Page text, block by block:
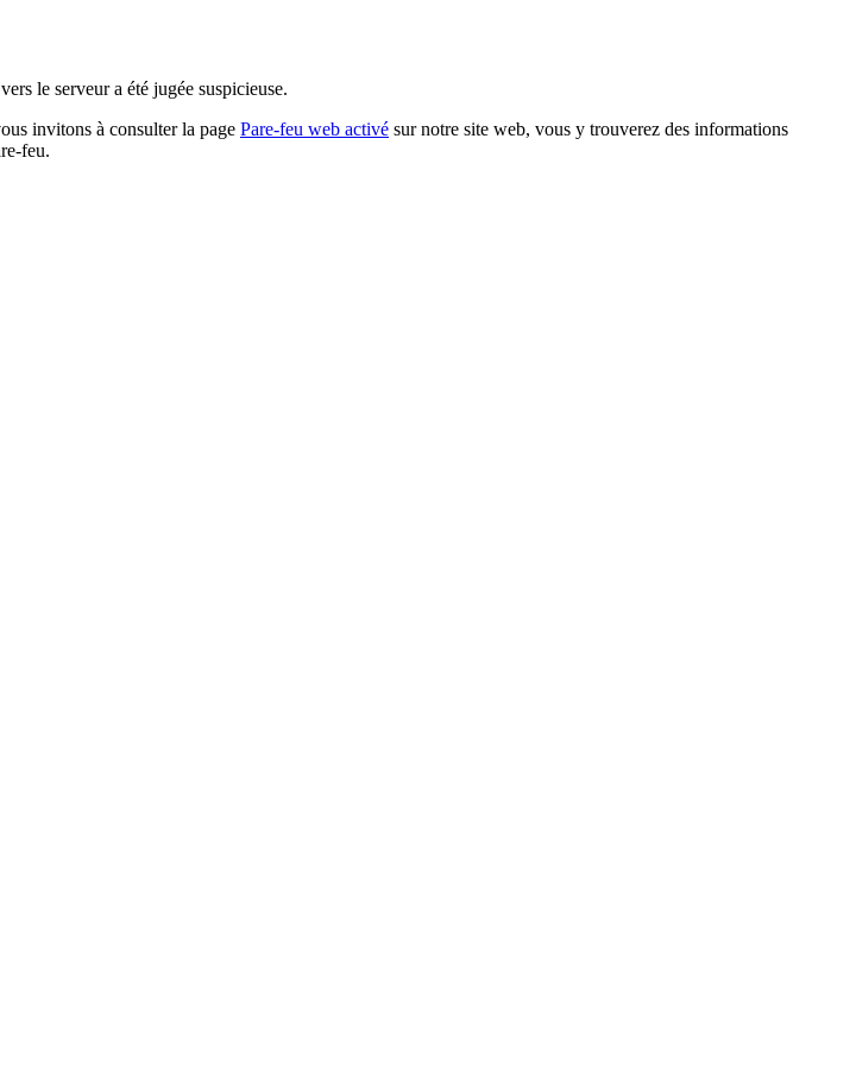
le serveur a été jugée suspicieuse.
invitons à consulter la page Pare-feu web activé sur notre site web, vous y trouverez des informations
feu.